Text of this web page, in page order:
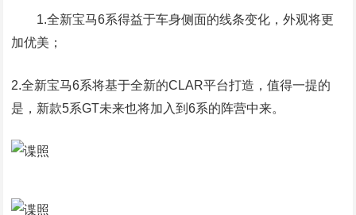
1.全新宝马6系得益于车身侧面的线条变化，外观将更
加优美；
2.全新宝马6系将基于全新的CLAR平台打造，值得一提的
是，新款5系GT未来也将加入到6系的阵营中来。